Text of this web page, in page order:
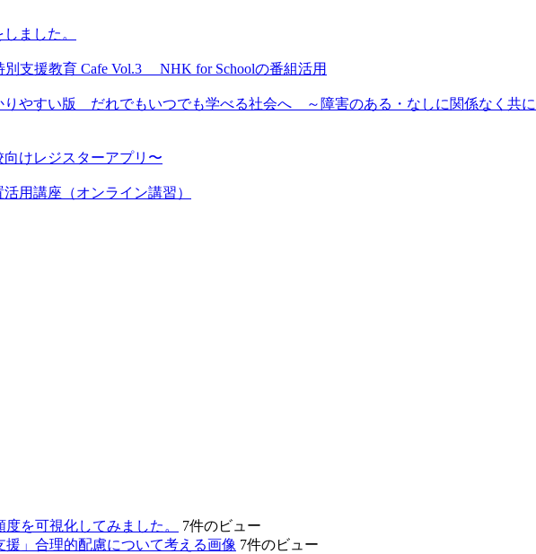
ました。
別支援教育 Cafe Vol.3 NHK for Schoolの番組活用
りやすい版 だれでもいつでも学べる社会へ ～障害のある・なしに関係なく共
向けレジスターアプリ〜
用講座（オンライン講習）
を可視化してみました。
7件のビュー
援」合理的配慮について考える画像 7件のビュー